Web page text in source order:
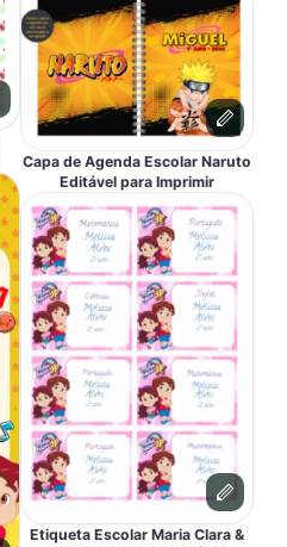
Capa de Agenda Escolar Naruto
Editável para Imprimir
Etiqueta Escolar Maria Clara &